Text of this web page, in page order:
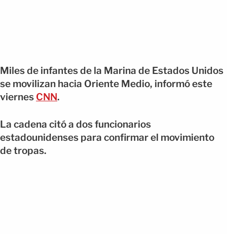
Miles de infantes de la Marina de Estados Unidos
se movilizan hacia Oriente Medio, informó este
viernes CNN.
La cadena citó a dos funcionarios
estadounidenses para confirmar el movimiento
de tropas.